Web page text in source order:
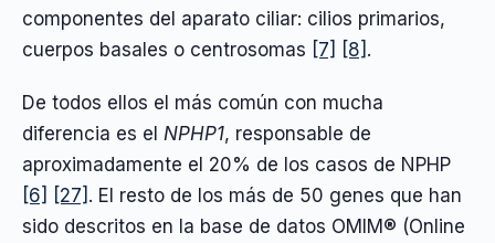
componentes del aparato ciliar: cilios primarios,
cuerpos basales o centrosomas [7] [8] .
De todos ellos el más común con mucha
diferencia es el NPHP1, responsable de
aproximadamente el 20% de los casos de NPHP
[6] [27] . El resto de los más de 50 genes que han
sido descritos en la base de datos OMIM® (Online